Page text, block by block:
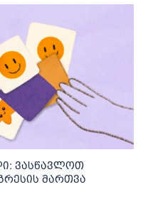
ვასწავლოთ
მართვა